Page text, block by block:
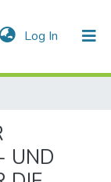
Log In (current)
UND